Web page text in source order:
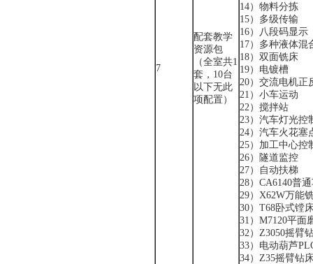
7
配套教学
资源包
（全室共1
套，10台
以下无此
项配置）
14）物料分拣
15）多级传输
16）八段码显示
17）多种液体混
18）双面铣床
19）电镀槽
20）交流电机正
21）小车运动
22）搅拌站
23）汽车灯光控
24）汽车火花塞
25）加工中心控
26）隧道监控
27）自动扶梯
28）CA6140普
29）X62W万能
30）T68卧式镗
31）M7120平面
32）Z3050摇臂
33）电动葫芦
34）Z35摇臂钻